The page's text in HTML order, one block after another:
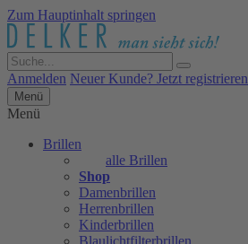
Zum Hauptinhalt springen
Anmelden Neuer Kunde? Jetzt registrieren
Menü
Menü
Brillen
alle Brillen
Shop
Damenbrillen
Herrenbrillen
Kinderbrillen
Blaulichtfilterbrillen